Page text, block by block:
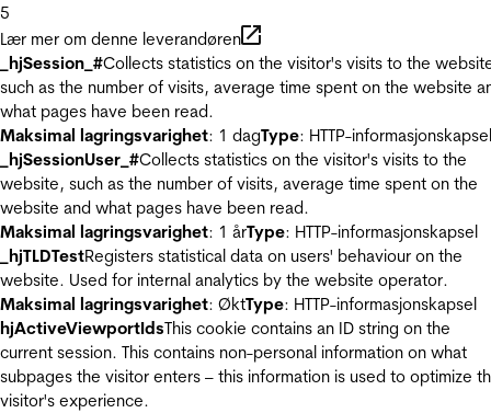
5
Lær mer om denne leverandøren
_hjSession_#Collects statistics on the visitor's visits to the
such as the number of visits, average time spent on the website
what pages have been read.
Maksimal lagringsvarighet: 1 dagType: HTTP-informasjonskapsel
_hjSessionUser_#Collects statistics on the visitor's visits to the
website, such as the number of visits, average time spent on the
website and what pages have been read.
Maksimal lagringsvarighet: 1 årType: HTTP-informasjonskapsel
_hjTLDTestRegisters statistical data on users' behaviour on the
website. Used for internal analytics by the website operator.
Maksimal lagringsvarighet: ØktType: HTTP-informasjonskapsel
hjActiveViewportIdsThis cookie contains an ID string on the
current session. This contains non-personal information on what
subpages the visitor enters – this information is used to optimize
visitor's experience.